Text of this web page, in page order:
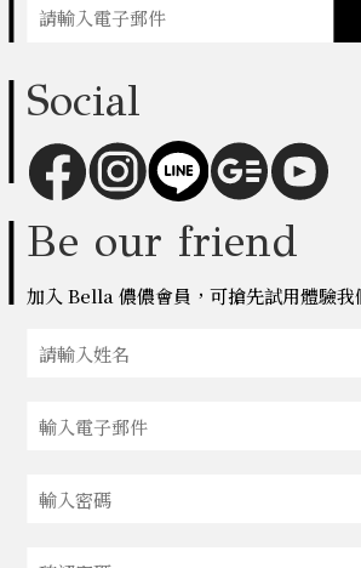
Social
Be our friend
加入 Bella 儂儂會員，可搶先試用體驗我